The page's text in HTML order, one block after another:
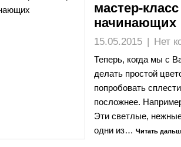
мастер-
начинающих
15.05.2015 | Нет
Теперь, когда мы с
делать простой
попробовать
посложнее.
Эти светлые,
одни из… Читать